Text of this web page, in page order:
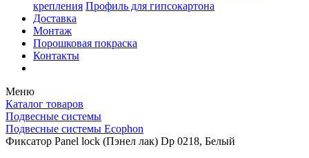
крепления Профиль для гипсокартона
Доставка
Монтаж
Порошковая покраска
Контакты
Меню
Каталог товаров
Подвесные системы
Подвесные системы Ecophon
Фиксатор Panel lock (Пэнел лак) Dp 0218, Белый